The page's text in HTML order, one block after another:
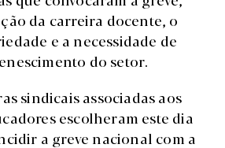
da carreira docente, o
e a necessidade de
do setor.
sindicais associadas aos
escolheram este dia
a greve nacional com a